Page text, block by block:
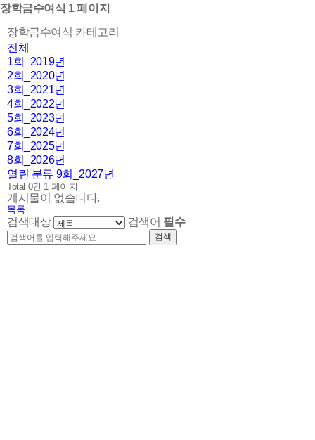
장학금수여식 1 페이지
장학금수여식 카테고리
전체
1회_2019년
2회_2020년
3회_2021년
4회_2022년
5회_2023년
6회_2024년
7회_2025년
8회_2026년
열린 분류 9회_2027년
Total 0건 1 페이지
게시물이 없습니다.
목록
검색대상 검색어 필수